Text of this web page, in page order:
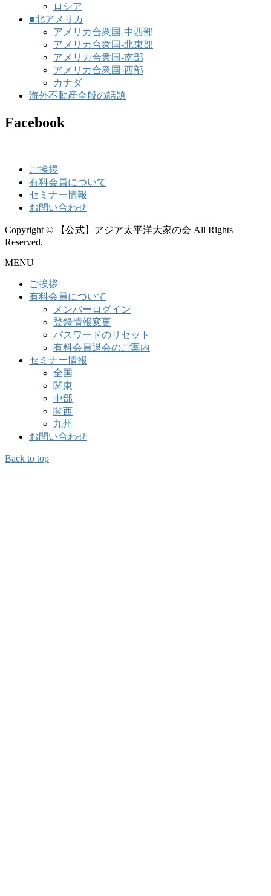
ロシア
■北アメリカ
アメリカ合衆国-中西部
アメリカ合衆国-北東部
アメリカ合衆国-南部
アメリカ合衆国-西部
カナダ
海外不動産全般の話題
Facebook
ご挨拶
有料会員について
セミナー情報
お問い合わせ
Copyright © 【公式】アジア太平洋大家の会 All Rights
Reserved.
MENU
ご挨拶
有料会員について
メンバーログイン
登録情報変更
パスワードのリセット
有料会員退会のご案内
セミナー情報
全国
関東
中部
関西
九州
お問い合わせ
Back to top